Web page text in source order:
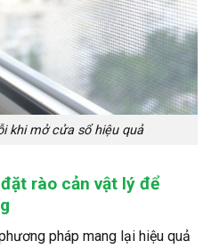
khi mở cửa sổ hiệu quả
rào cản vật lý để
pháp mang lại hiệu quả